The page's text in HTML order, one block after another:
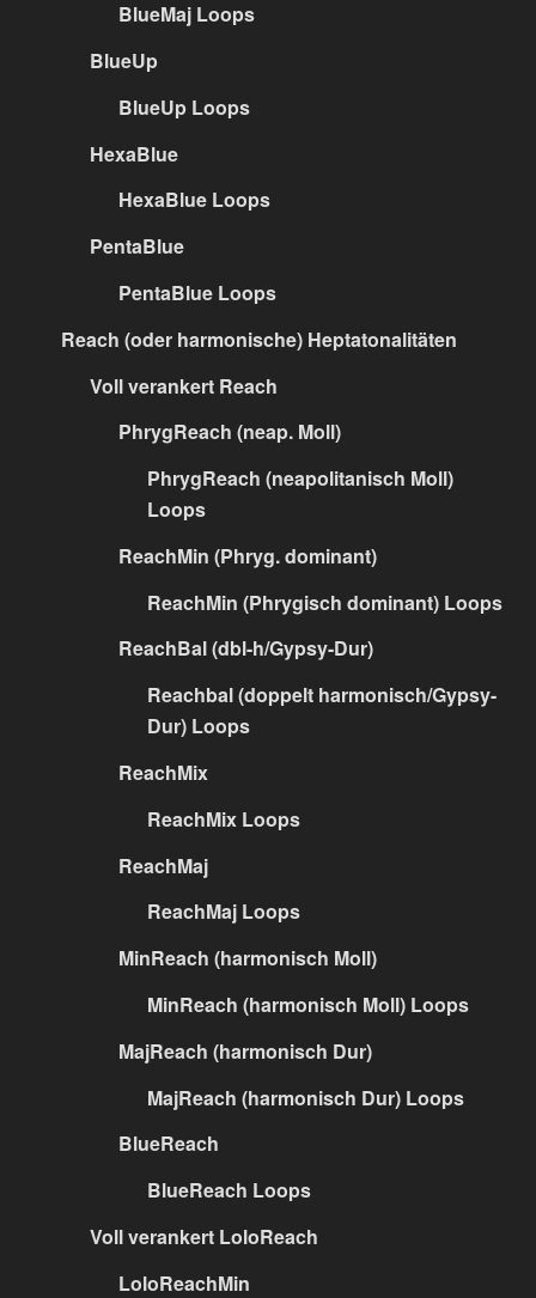
BlueMaj Loops
BlueUp
BlueUp Loops
HexaBlue
HexaBlue Loops
PentaBlue
PentaBlue Loops
Reach (oder harmonische) Heptatonalitäten
Voll verankert Reach
PhrygReach (neap. Moll)
PhrygReach (neapolitanisch Moll)
Loops
ReachMin (Phryg. dominant)
ReachMin (Phrygisch dominant) Loops
ReachBal (dbl-h/Gypsy-Dur)
Reachbal (doppelt harmonisch/Gypsy-
Dur) Loops
ReachMix
ReachMix Loops
ReachMaj
ReachMaj Loops
MinReach (harmonisch Moll)
MinReach (harmonisch Moll) Loops
MajReach (harmonisch Dur)
MajReach (harmonisch Dur) Loops
BlueReach
BlueReach Loops
Voll verankert LoloReach
LoloReachMin